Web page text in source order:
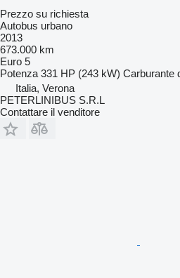
Prezzo su richiesta
Autobus urbano
2013
673.000 km
Euro 5
Potenza 331 HP (243 kW) Carburante
Italia, Verona
PETERLINIBUS S.R.L
Contattare il venditore